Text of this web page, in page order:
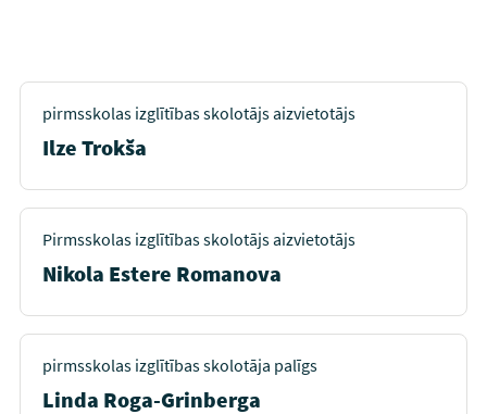
pirmsskolas izglītības skolotājs aizvietotājs
Ilze Trokša
Pirmsskolas izglītības skolotājs aizvietotājs
Nikola Estere Romanova
pirmsskolas izglītības skolotāja palīgs
Linda Roga-Grinberga